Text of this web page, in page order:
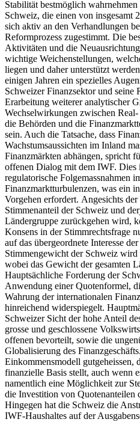
Stabilität bestmöglich
Schweiz, die einen von insgesamt
sich aktiv an den Verhandlungen
Reformprozess zugestimmt. Die
Aktivitäten und die
wichtige Weichenstellungen,
liegen und daher unterstützt
einigen Jahren ein spezielles
Schweizer Finanzsektor und
Erarbeitung weiterer analytischer
Wechselwirkungen zwischen
die Behörden und die
sein. Auch die Tatsache, dass
Wachstumsaussichten im Inland
Finanzmärkten abhängen, spricht
offenen Dialog mit dem IWF.
regulatorische Folgemassnahmen
Finanzmarktturbulenzen, was ein
Vorgehen erfordert. Angesichts der
Stimmenanteil der Schweiz und
Ländergruppe zurückgehen wird,
Konsens in der Stimmrechtsfrage
auf das übergeordnete Interesse
Stimmengewicht der Schweiz
wobei das Gewicht der gesamten
Hauptsächliche Forderung der
Anwendung einer Quotenformel,
Wahrung der internationalen
hinreichend widerspiegelt.
Schweizer Sicht der hohe Anteil
grosse und geschlossene
offenen bevorteilt, sowie die
Globalisierung des
Einkommensmodell gutgeheissen,
finanzielle Basis stellt, auch wenn
namentlich eine Möglichkeit zur
die Investition von Quotenanteilen
Hingegen hat die Schweiz die
IWF-Haushaltes auf der